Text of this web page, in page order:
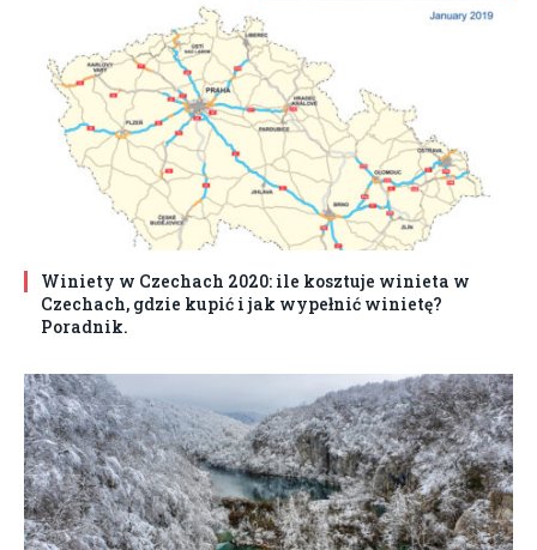
Winiety w Czechach 2020: ile kosztuje winieta w
Czechach, gdzie kupić i jak wypełnić winietę?
Poradnik.